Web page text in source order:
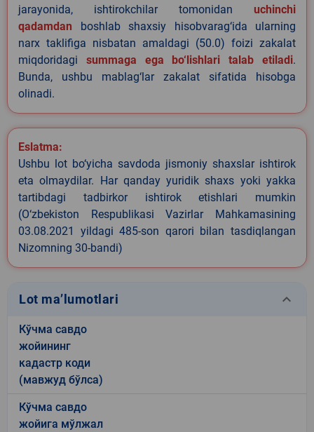
jarayonida, ishtirokchilar tomonidan uchinchi
qadamdan boshlab shaxsiy hisobvarag‘ida ularning
narx taklifiga nisbatan amaldagi (50.0) foizi zakalat
miqdoridagi summaga ega bo‘lishlari talab etiladi.
Bunda, ushbu mablag‘lar zakalat sifatida hisobga
olinadi.
Eslatma:
Ushbu lot bo‘yicha savdoda jismoniy shaxslar ishtirok
eta olmaydilar. Har qanday yuridik shaxs yoki yakka
tartibdagi tadbirkor ishtirok etishlari mumkin
(O‘zbekiston Respublikasi Vazirlar Mahkamasining
03.08.2021 yildagi 485-son qarori bilan tasdiqlangan
Nizomning 30-bandi)
Lot ma’lumotlari keyboard_arrow_down
Кўчма савдо
жойининг
кадастр коди
(мавжуд бўлса)
Кўчма савдо
жойига мўлжал